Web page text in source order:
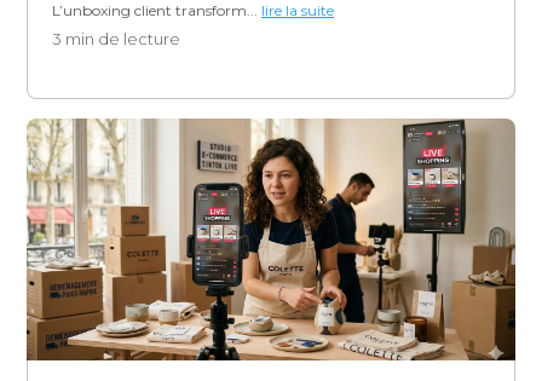
L’unboxing client transform... lire la suite
3 min de lecture